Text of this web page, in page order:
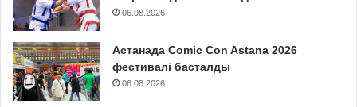
06.08.2026
Астанада Comic Con Astana 2026
фестивалі басталды
06.08.2026